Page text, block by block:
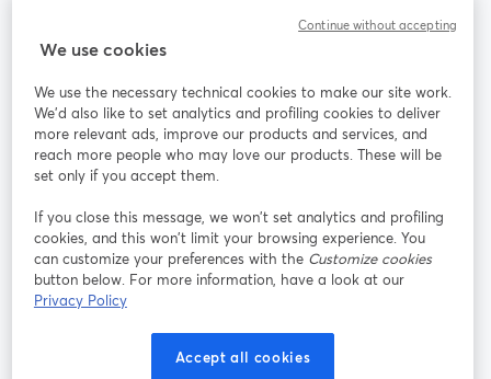
StreamYard für
Mitmachen
Webinar Facebook
wird in einem neuen Tab geöffnet
X (Twitter)
wird in einem neuen Tab geöffnet
Nutzungsbedingungen
wird in einem neuen Tab geöffnet
Datenschutzrichtlinie Cookie-Richtlinie
We use cookies
We use the necessary technical cookies to make our site work.
We'd also like to set analytics and profiling cookies to deliver
more relevant ads, improve our products and services, and
reach more people who may love our products. These will be
set only if you accept them.
If you close this message, we won’t set analytics and profiling
cookies, and this won’t limit your browsing experience. You
can customize your preferences with the Customize cookies
button below. For more information, have a look at our
Privacy Policy
Accept all cookies
Continue without accepting